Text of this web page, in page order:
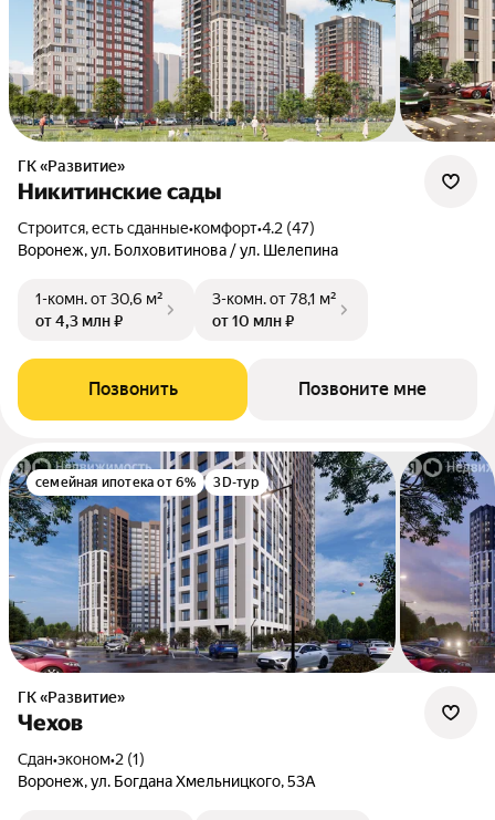
ГК «Развитие»
Никитинские сады
Строится, есть сданные•комфорт•4.2 (47)
Воронеж, ул. Болховитинова / ул. Шелепина
1-комн.от 30,6 м²
от 4,3 млн ₽
3-комн.от 78,1 м²
от 10 млн ₽
Позвонить Позвоните мне
семейная ипотека от 6% 3D-тур
ГК «Развитие»
Чехов
Сдан•эконом•2 (1)
Воронеж, ул. Богдана Хмельницкого, 53А